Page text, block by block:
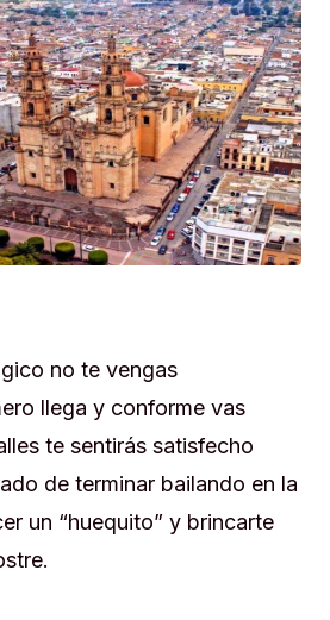
no te vengas
llega y conforme vas
te sentirás satisfecho
de terminar bailando en la
un “huequito” y brincarte